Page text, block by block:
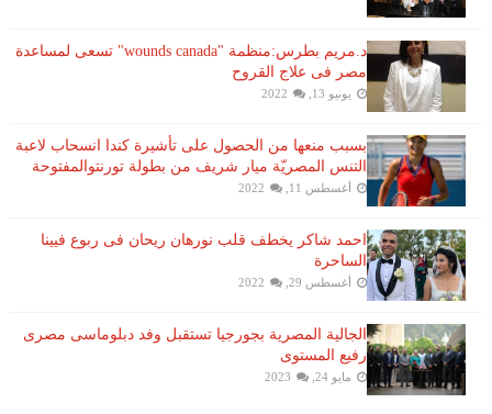
د.مريم بطرس:منظمة "wounds canada" تسعى لمساعدة
مصر فى علاج القروح
يونيو 13, 2022
بسبب منعها من الحصول على تأشيرة كندا انسحاب لاعبة ​
التنس​ المصريّة ​ميار شريف​ من بطولة ​تورنتو​المفتوحة
أغسطس 11, 2022
احمد شاكر يخطف قلب نورهان ريحان فى ربوع فيينا
الساحرة
أغسطس 29, 2022
الجالية المصرية بجورجيا تستقبل وفد دبلوماسى مصرى
رفيع المستوى
مايو 24, 2023